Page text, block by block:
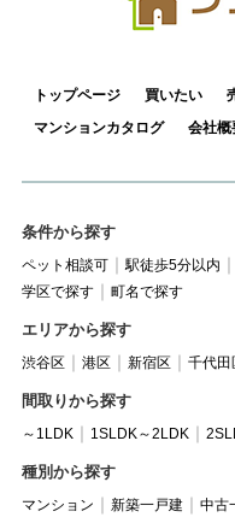
トップページ 買いたい
マンションカタログ
会社概
条件から探す
ペット相談可 駅徒歩5分以内
学区で探す
町名で探す
エリアから探す
渋谷区 港区 新宿区 千代田
間取りから探す
～1LDK 1SLDK～2LDK
種別から探す
マンション 新築一戸建 中古